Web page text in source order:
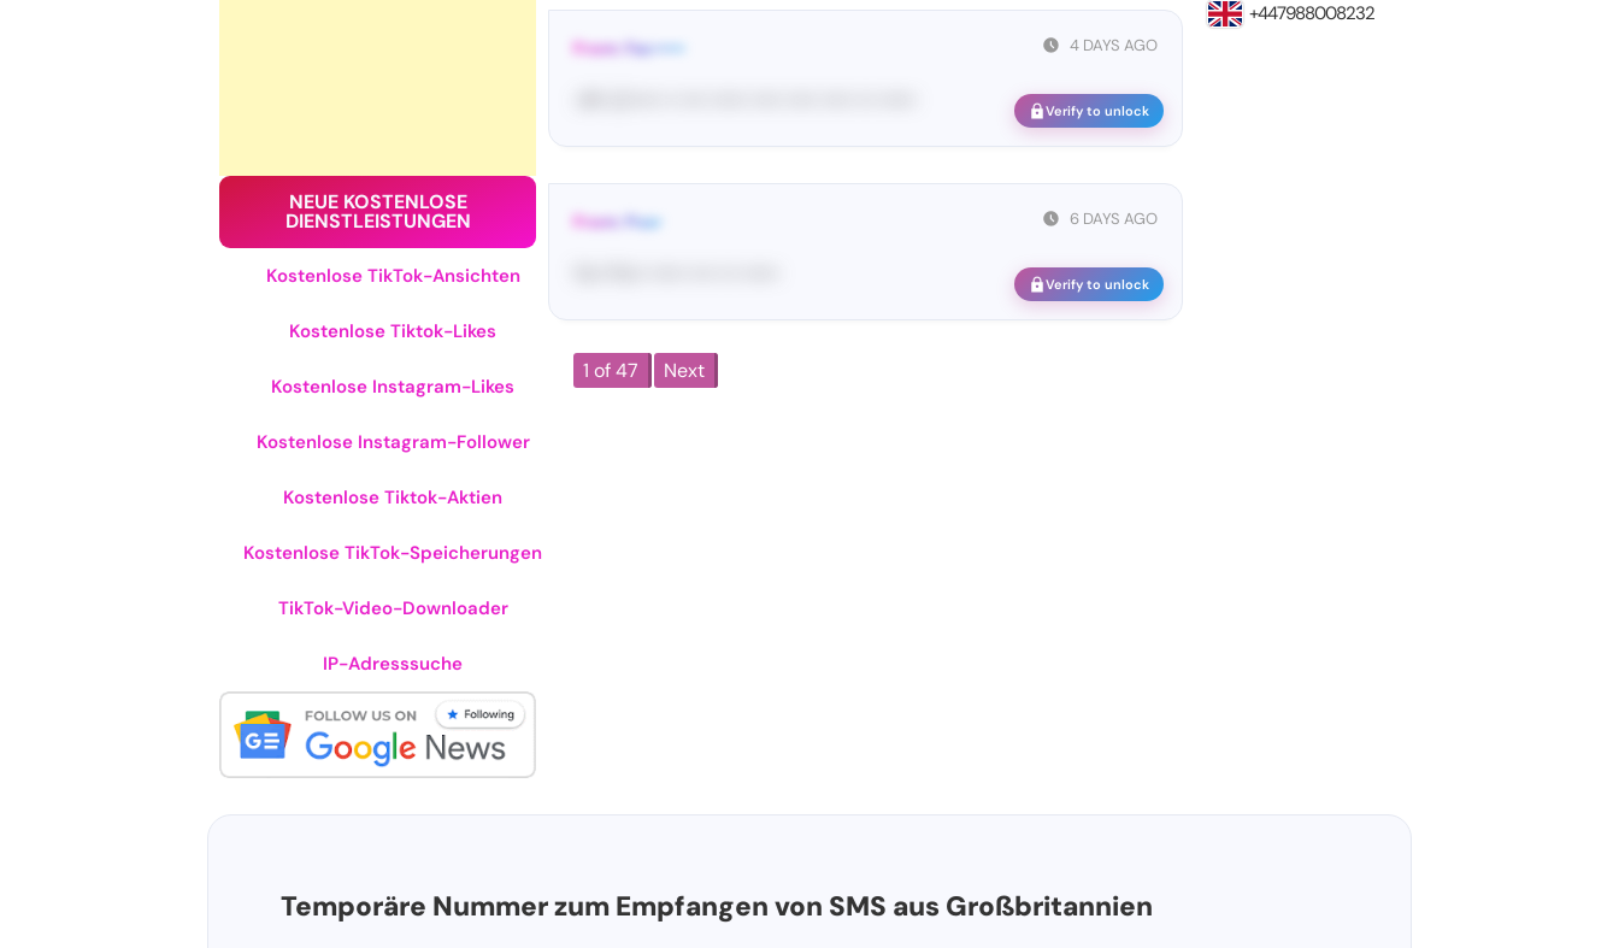
NEUE KOSTENLOSE
DIENSTLEISTUNGEN
Kostenlose TikTok-Ansichten
Kostenlose Tiktok-Likes
Kostenlose Instagram-Likes
Kostenlose Instagram-Follower
Kostenlose Tiktok-Aktien
Kostenlose TikTok-Speicherungen
TikTok-Video-Downloader
IP-Adresssuche
4 DAYS AGO
From: Fac•••••
Verify to unlock
6 DAYS AGO
From: Pos•
Verify to unlock
1 of 47 Next
+447988008232
Temporäre Nummer zum Empfangen von SMS aus Großbritannien